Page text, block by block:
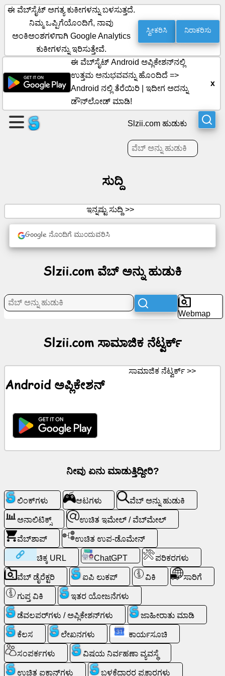
ಪುಟವನ್ನು
ರಚಿಸಿ
ಗುಂಪನ್ನು
ಸಾಮಾಜಿಕ
ನೆಟ್ವರ್ಕ್
ಐಕಾನ್‌ಗಳು
ಸಂಪರ್ಕಗಳು
ವೆಬ್
ಇಮೇಲ್
/
ವೆಬ್‌ಮೇಲ್
ಅನಾಲಿಟಿಕ್ಸ್
ವೆಬ್‌ಶಾಪ್
ಡೆವಲಪರ್‌ಗಳು
/
ಅಪ್ಲಿಕೇಶನ್‌ಗಳು
ಪರಿಕರಗಳು
ಈ ವೆಬ್‌ಸೈಟ್ ಅಗತ್ಯ ಕುಕೀಗಳನ್ನು ಬಳಸುತ್ತದೆ.
ನಿಮ್ಮ ಒಪ್ಪಿಗೆಯೊಂದಿಗೆ, ನಾವು
ಅಂಕಿಅಂಶಗಳಿಗಾಗಿ Google Analytics
ಕುಕೀಗಳನ್ನು ಇರಿಸುತ್ತೇವೆ.
ಸ್ವೀಕರಿಸಿ ನಿರಾಕರಿಸು
ಈ ವೆಬ್‌ಸೈಟ್ Android ಅಪ್ಲಿಕೇಶನ್‌ನಲ್ಲಿ
ಉತ್ತಮ ಅನುಭವವನ್ನು ಹೊಂದಿದೆ =>
Android ನಲ್ಲಿ ತೆರೆಯಿರಿ
ಇದೀಗ ಅದನ್ನು
ಡೌನ್‌ಲೋಡ್ ಮಾಡಿ!
x
Slzii.com ಹುಡುಕು
ಸುದ್ದಿ
ಇನ್ನಷ್ಟು ಸುದ್ದಿ >>
Google ನೊಂದಿಗೆ ಮುಂದುವರಿಸಿ
Slzii.com ವೆಬ್ ಅನ್ನು ಹುಡುಕಿ
Webmap
Slzii.com ಸಾಮಾಜಿಕ ನೆಟ್ವರ್ಕ್
Android ಅಪ್ಲಿಕೇಶನ್
ಸಾಮಾಜಿಕ ನೆಟ್ವರ್ಕ್ >>
ನೀವು ಏನು ಮಾಡುತ್ತಿದ್ದೀರಿ?
ಲಿಂಕ್‌ಗಳು ಆಟಗಳು ವೆಬ್ ಅನ್ನು ಹುಡುಕಿ
ಅನಾಲಿಟಿಕ್ಸ್ ಉಚಿತ ಇಮೇಲ್ / ವೆಬ್‌ಮೇಲ್
ವೆಬ್‌ಶಾಪ್ ಉಚಿತ ಉಪ-ಡೊಮೇನ್
ಚಿಕ್ಕ URL ChatGPT ಪರಿಕರಗಳು
ವೆಬ್ ಡೈರೆಕ್ಟರಿ ಐಪಿ ಲುಕಪ್ ವಿಕಿ ಸಾರಿಗೆ
ಗುಪ್ತ ವಿಕಿ ಇತರ ಯೋಜನೆಗಳು
ಡೆವಲಪರ್‌ಗಳು / ಅಪ್ಲಿಕೇಶನ್‌ಗಳು ಜಾಹೀರಾತು ಮಾಡಿ
ಕೆಲಸ ಲೇಖನಗಳು ಕಾರ್ಯಸೂಚಿ
ಸಂಪರ್ಕಗಳು ವಿಷಯ ನಿರ್ವಹಣಾ ವ್ಯವಸ್ಥೆ
ಉಚಿತ ಐಕಾನ್‌ಗಳು ಬಳಕೆದಾರರ ಪ್ರಕಾರಗಳು